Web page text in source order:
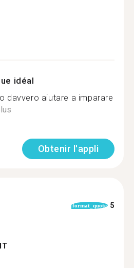
idéal
davvero aiutare a imparare
Obtenir l'appli
format_quote 5